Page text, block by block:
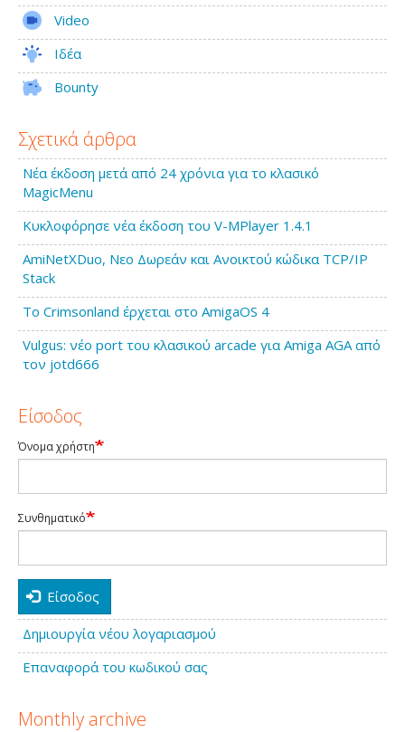
Video
Ιδέα
Bounty
Σχετικά άρθρα
Νέα έκδοση μετά από 24 χρόνια για το κλασικό
MagicMenu
Κυκλοφόρησε νέα έκδοση του V-MPlayer 1.4.1
AmiNetXDuo, Νεο Δωρεάν και Ανοικτού κώδικα TCP/IP
Stack
Το Crimsonland έρχεται στο AmigaOS 4
Vulgus: νέο port του κλασικού arcade για Amiga AGA από
τον jotd666
Είσοδος
Όνομα χρήστη
Συνθηματικό
Είσοδος
Δημιουργία νέου λογαριασμού
Επαναφορά του κωδικού σας
Monthly archive